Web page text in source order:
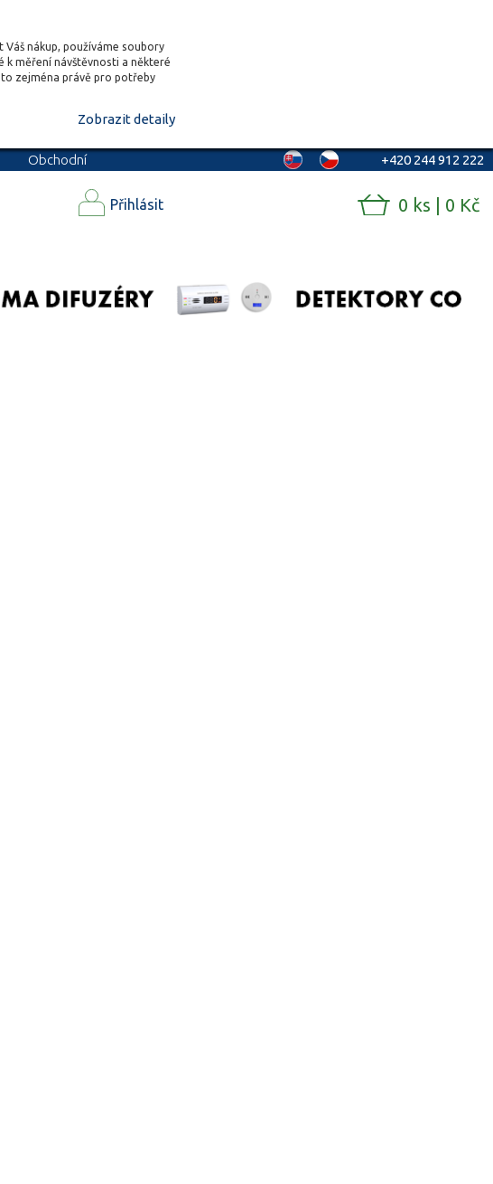
nákup, používáme soubory
k měření návštěvnosti a některé
zejména právě pro potřeby
Zobrazit detaily
Obchodní
+420 244 912 222
Přihlásit 0 ks | 0 Kč